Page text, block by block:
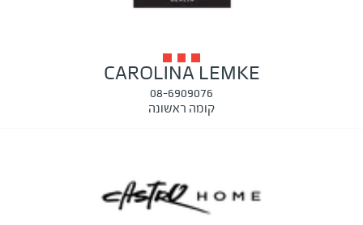
CAROLINA LEMKE
08-6909076
קומה ראשונה